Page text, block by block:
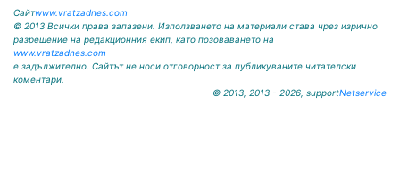
Сайтwww.vratzadnes.com
© 2013 Всички права запазени. Използването на материали става чрез изрично
разрешение на редакционния екип, като позоваването на
www.vratzadnes.com
е задължително. Сайтът не носи отговорност за публикуваните читателски
коментари.
© 2013, 2013 - 2026, supportNetservice